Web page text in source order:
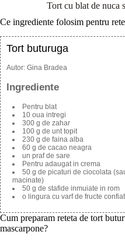
Tort cu blat de nuca
Ce ingrediente folosim pentru
Tort buturuga
Autor: Gina Bradea
Ingrediente
Pentru blat
10 oua intregi
300 g de zahar
100 g de unt topit
230 g de faina alba
60 g de cacao neagra
un praf de sare
Pentru adaugat in crema
50 g de picaturi de ciocolata
macinate)
50 g de stafide inmuiate in rom
o lingura cu varf de fructe
Cum preparam reteta de tort
mascarpone?